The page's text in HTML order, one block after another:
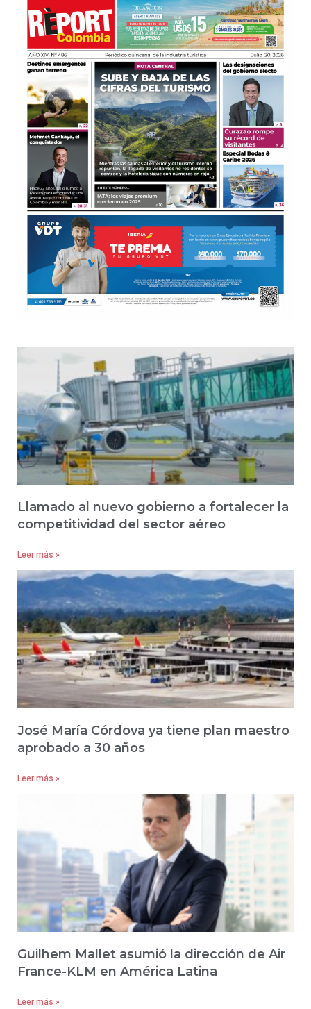
Llamado al nuevo gobierno a fortalecer la
competitividad del sector aéreo
Leer más »
José María Córdova ya tiene plan maestro
aprobado a 30 años
Leer más »
Guilhem Mallet asumió la dirección de Air
France-KLM en América Latina
Leer más »